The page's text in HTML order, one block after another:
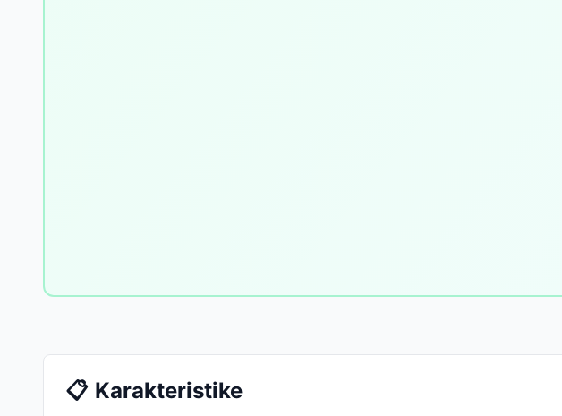
📋 Karakteristike